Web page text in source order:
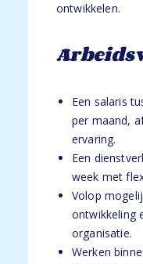
ontwikkelen.
Een salaris
per maand,
ervaring.
Een
week met
Volop
ontwikkeling
organisatie.
Werken